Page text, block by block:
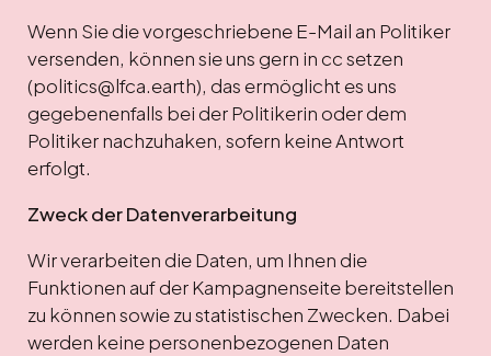
Wenn Sie die vorgeschriebene E-Mail an Politiker
versenden, können sie uns gern in cc setzen
(politics@lfca.earth), das ermöglicht es uns
gegebenenfalls bei der Politikerin oder dem
Politiker nachzuhaken, sofern keine Antwort
erfolgt.
Zweck der Datenverarbeitung
Wir verarbeiten die Daten, um Ihnen die
Funktionen auf der Kampagnenseite bereitstellen
zu können sowie zu statistischen Zwecken. Dabei
werden keine personenbezogenen Daten